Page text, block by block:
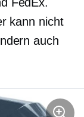
kann nicht
auch